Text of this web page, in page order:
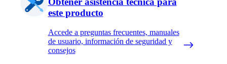
este producto
Accede a preguntas frecuentes, manuales
de usuario, información de seguridad y
consejos